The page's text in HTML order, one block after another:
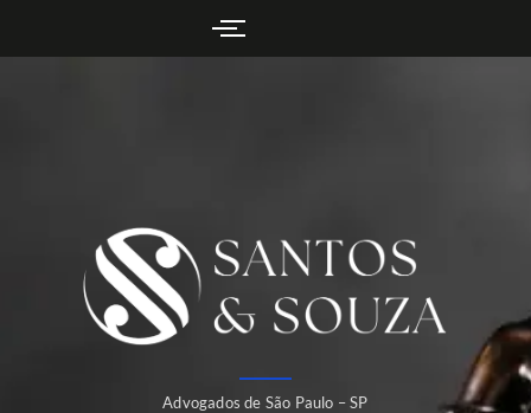
Advogados de São Paulo – SP